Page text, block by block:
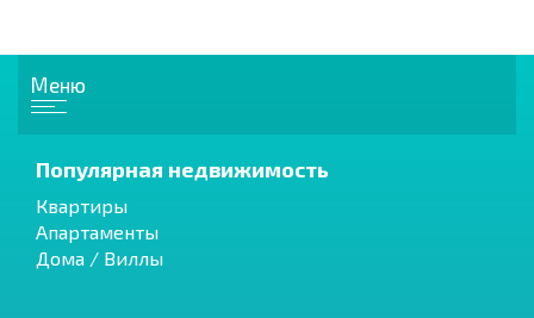
Меню
Популярная недвижимость
Квартиры
Апартаменты
Дома / Виллы